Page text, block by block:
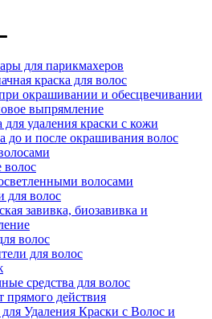
для парикмахеров
краска для волос
окрашивании и обесцвечивании
выпрямление
для удаления краски с кожи
до и после окрашивания волос
волос
волосами
для волос
завивка, биозавивка и
волос
для волос
средства для волос
прямого действия
Удаления Краски с Волос и